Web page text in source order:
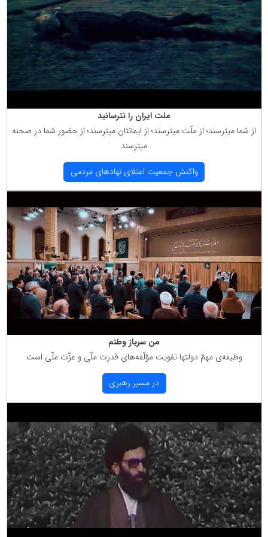
ملت ایران را نترسانید
از شما میترسند؛ از ملّت میترسند؛ از ایمانتان میترسند؛ از حضور شما در صحنه
میترسند
واكنش جمعیت اعتلای نهادهای مردمی
من سرباز وطنم
وظیفه‌ی مهمّ دولتها تقویت مؤلّفه‌های قدرت ملّی و عزّت ملّی است
در مسیر رهبری